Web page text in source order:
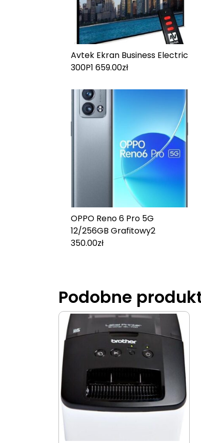
Avtek Ekran Business Electric
300P1 659.00zł
OPPO Reno 6 Pro 5G
12/256GB Grafitowy2
350.00zł
Podobne